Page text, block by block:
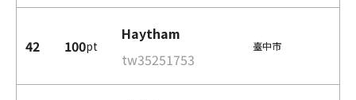
42 100pt
Haytham
tw35251753
臺中市